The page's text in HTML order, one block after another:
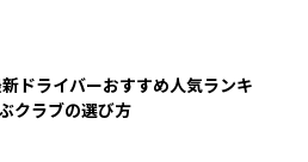
ドライバーおすすめ人気ランキ
クラブの選び方